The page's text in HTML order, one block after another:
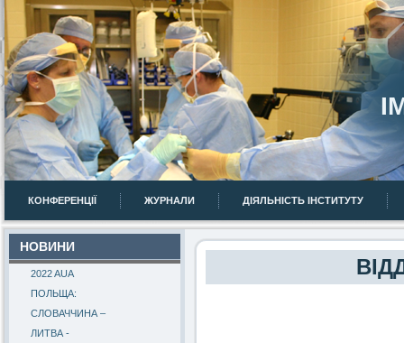
КОНФЕРЕНЦІЇ ЖУРНАЛИ ДІЯЛЬНІСТЬ ІНСТИТУТУ
НОВИНИ
2022 AUA
ПОЛЬЩА:
СЛОВАЧЧИНА –
ЛИТВА -